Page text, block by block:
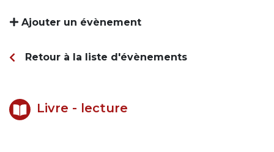
Ajouter un évènement
Retour à la liste d'évènements
Livre - lecture